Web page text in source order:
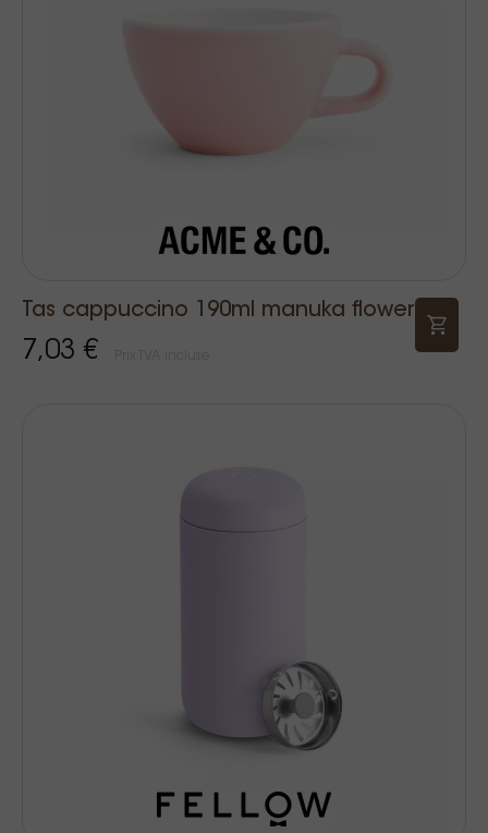
Tas cappuccino 190ml manuka flower
7,03 €